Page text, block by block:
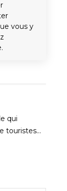
vous y
qui
touristes…